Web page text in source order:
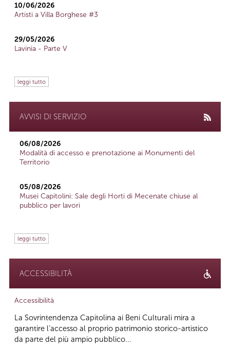
10/06/2026
Artisti a Villa Borghese #3
29/05/2026
Lavinia - Parte V
leggi tutto
AVVISI DI SERVIZIO
06/08/2026
Modalità di accesso e prenotazione ai Monumenti del
Territorio
05/08/2026
Musei Capitolini: Sale degli Horti di Mecenate chiuse al
pubblico per lavori
leggi tutto
ACCESSIBILITÀ
Accessibilità
La Sovrintendenza Capitolina ai Beni Culturali mira a
garantire l’accesso al proprio patrimonio storico-artistico
da parte del più ampio pubblico...